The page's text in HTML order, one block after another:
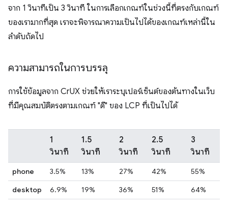
จาก 1 วินาทีเป็น 3 วินาที ในการเลือกเกณฑ์ในช่วงนี้ที่ตรงกับเกณฑ์
ของเรามากที่สุด เราจะพิจารณาความเป็นไปได้ของเกณฑ์เหล่านี้ใน
ลำดับถัดไป
ความสามารถในการบรรลุ
การใช้ข้อมูลจาก CrUX ช่วยให้เราระบุเปอร์เซ็นต์ของต้นทางในเว็บ
ที่มีคุณสมบัติตรงตามเกณฑ์ "ดี" ของ LCP ที่เป็นไปได้
1
วินาที
1.5
วินาที
2
วินาที
2.5
วินาที
3
วินาที
phone 3.5% 13% 27% 42%
55%
desktop
6.9% 19% 36% 51% 64%